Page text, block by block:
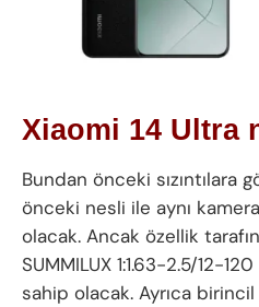
Xiaomi 14 Ultra
Bundan önceki sızıntılara
önceki nesli ile aynı
olacak. Ancak özellik
SUMMILUX 1:1.63-2.5/12-
sahip olacak. Ayrıca